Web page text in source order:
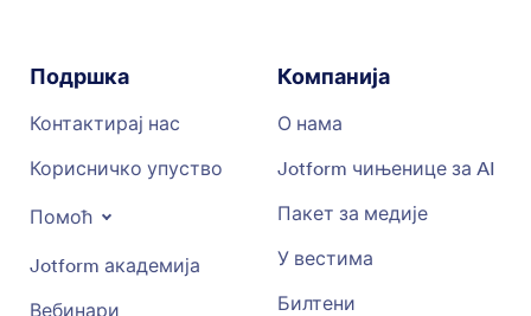
Подршка
Контактирај нас
Корисничко упуство
Помоћ
Jotform академија
Вебинари
Компанија
О нама
Jotform чињенице за AI
Пакет за медије
У вестима
Билтени